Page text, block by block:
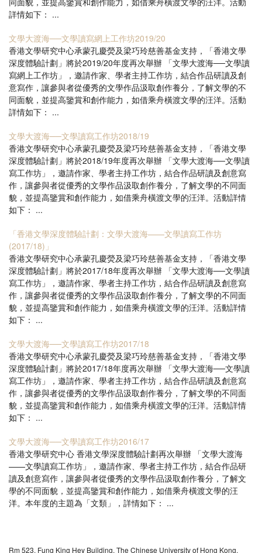
詳情如下： ...
文學大渡海──文學讀寫網上工作坊2019/20
香港文學研究中心承蒙孔慶熒及梁巧玲慈善基金支持，「香港文學
深度體驗計劃」將於2019/20年度再次舉辦 「文學大渡海──文學讀
寫網上工作坊」，邀請作家、學者主持工作坊，結合作品研讀及創
意寫作，讓參與者從優秀的文學作品汲取創作養分，了解文學的不
同面貌，並提高鑒賞和創作能力，如借乘舟橫渡文學的汪洋。活動
詳情如下： ...
文學大渡海──文學讀寫工作坊2018/19
香港文學研究中心承蒙孔慶熒及梁巧玲慈善基金支持，「香港文學
深度體驗計劃」將於2018/19年度再次舉辦 「文學大渡海──文學讀
寫工作坊」，邀請作家、學者主持工作坊，結合作品研讀及創意寫
作，讓參與者從優秀的文學作品汲取創作養分，了解文學的不同面
貌，並提高鑒賞和創作能力，如借乘舟橫渡文學的汪洋。活動詳情
如下： ...
「香港文學深度體驗計劃：文學大渡海——文學讀寫工作坊
(2017/18)」
香港文學研究中心承蒙孔慶熒及梁巧玲慈善基金支持，「香港文學
深度體驗計劃」將於2017/18年度再次舉辦 「文學大渡海──文學讀
寫工作坊」，邀請作家、學者主持工作坊，結合作品研讀及創意寫
作，讓參與者從優秀的文學作品汲取創作養分，了解文學的不同面
貌，並提高鑒賞和創作能力，如借乘舟橫渡文學的汪洋。活動詳情
如下： ...
文學大渡海──文學讀寫工作坊2017/18
香港文學研究中心承蒙孔慶熒及梁巧玲慈善基金支持，「香港文學
深度體驗計劃」將於2017/18年度再次舉辦 「文學大渡海──文學讀
寫工作坊」，邀請作家、學者主持工作坊，結合作品研讀及創意寫
作，讓參與者從優秀的文學作品汲取創作養分，了解文學的不同面
貌，並提高鑒賞和創作能力，如借乘舟橫渡文學的汪洋。活動詳情
如下： ...
文學大渡海──文學讀寫工作坊2016/17
香港文學研究中心 香港文學深度體驗計劃再次舉辦 「文學大渡海
——文學讀寫工作坊」，邀請作家、學者主持工作坊，結合作品研
讀及創意寫作，讓參與者從優秀的文學作品汲取創作養分，了解文
學的不同面貌，並提高鑒賞和創作能力，如借乘舟橫渡文學的汪
洋。本年度的主題為「文類」，詳情如下： ...
Rm 523, Fung King Hey Building, The Chinese University of Hong Kong,